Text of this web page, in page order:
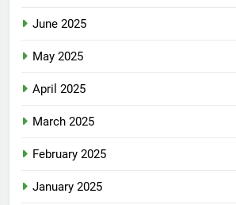
June 2025
May 2025
April 2025
March 2025
February 2025
January 2025